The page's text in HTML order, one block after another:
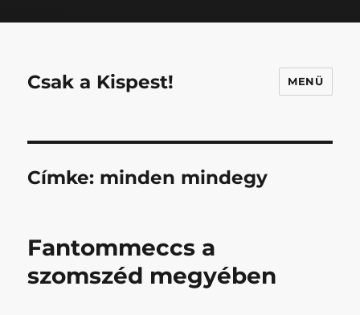
Csak a Kispest! MENÜ
Címke: minden mindegy
Fantommeccs a
szomszéd megyében